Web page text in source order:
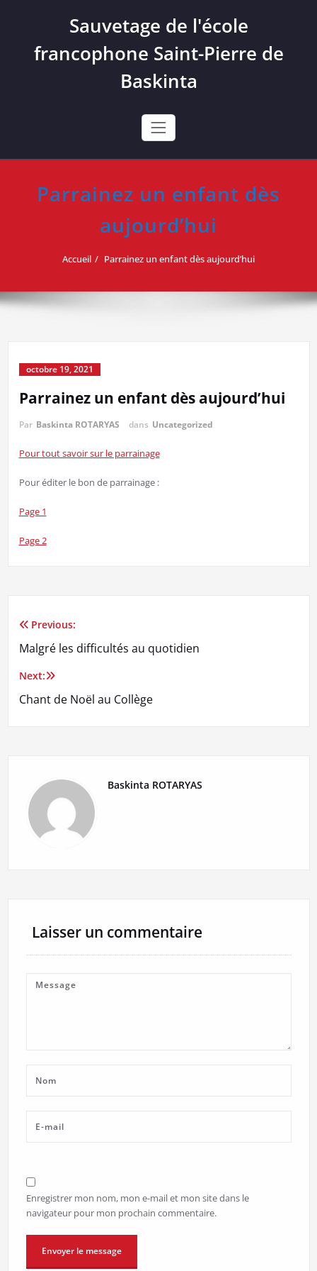
Sauvetage de l'école
francophone Saint-Pierre de
Baskinta
Parrainez un enfant dès
aujourd’hui
Accueil Parrainez un enfant dès aujourd’hui
octobre 19, 2021
Parrainez un enfant dès aujourd’hui
Par Baskinta ROTARYAS dans Uncategorized
Pour tout savoir sur le parrainage
Pour éditer le bon de parrainage :
Page 1
Page 2
Navigation
de
l’article
Previous:
Malgré les difficultés au quotidien
Next:
Chant de Noël au Collège
Baskinta ROTARYAS
Laisser un commentaire
Enregistrer mon nom, mon e-mail et mon site dans le
navigateur pour mon prochain commentaire.